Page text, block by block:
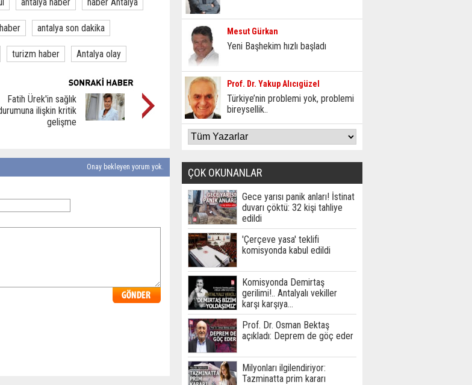
antalya son dakika
turizm haber Antalya olay
Fatih Ürek'in sağlık
ilişkin kritik
gelişme
Onay bekleyen yorum yok.
Mesut Gürkan
Yeni Başhekim hızlı başladı
Prof. Dr. Yakup Alıcıgüzel
Türkiye’nin problemi yok, problemi
bireysellik..
ÇOK OKUNANLAR
Gece yarısı panik anları! İstinat
duvarı çöktü: 32 kişi tahliye
edildi
'Çerçeve yasa' teklifi
komisyonda kabul edildi
Komisyonda Demirtaş
gerilimi!.. Antalyalı vekiller
karşı karşıya…
Prof. Dr. Osman Bektaş
açıkladı: Deprem de göç eder
Milyonları ilgilendiriyor:
Tazminatta prim kararı